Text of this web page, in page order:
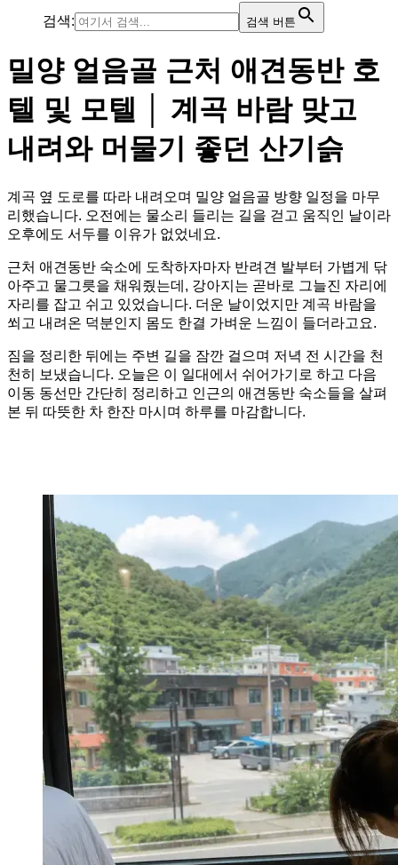
검색: 검색 버튼
밀양 얼음골 근처 애견동반 호
텔 및 모텔 │ 계곡 바람 맞고
내려와 머물기 좋던 산기슭
계곡 옆 도로를 따라 내려오며 밀양 얼음골 방향 일정을 마무
리했습니다. 오전에는 물소리 들리는 길을 걷고 움직인 날이라
오후에도 서두를 이유가 없었네요.
근처 애견동반 숙소에 도착하자마자 반려견 발부터 가볍게 닦
아주고 물그릇을 채워줬는데, 강아지는 곧바로 그늘진 자리에
자리를 잡고 쉬고 있었습니다. 더운 날이었지만 계곡 바람을
쐬고 내려온 덕분인지 몸도 한결 가벼운 느낌이 들더라고요.
짐을 정리한 뒤에는 주변 길을 잠깐 걸으며 저녁 전 시간을 천
천히 보냈습니다. 오늘은 이 일대에서 쉬어가기로 하고 다음
이동 동선만 간단히 정리하고 인근의 애견동반 숙소들을 살펴
본 뒤 따뜻한 차 한잔 마시며 하루를 마감합니다.